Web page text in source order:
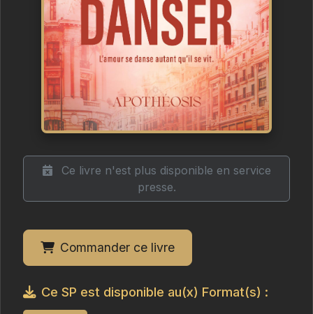
Ce livre n'est plus disponible en service
presse.
Commander ce livre
Ce SP est disponible au(x) Format(s) :